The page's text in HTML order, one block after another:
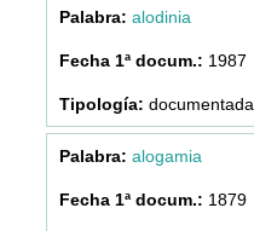
alodinia
1987
documentada
alogamia
1879